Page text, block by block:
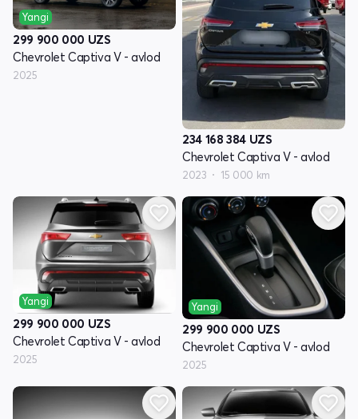
Yangi
299 900 000 UZS
Chevrolet Captiva V - avlod
2025
234 168 384 UZS
Chevrolet Captiva V - avlod
2023 15 000 km
Yangi
299 900 000 UZS
Chevrolet Captiva V - avlod
2025
Yangi
299 900 000 UZS
Chevrolet Captiva V - avlod
2025